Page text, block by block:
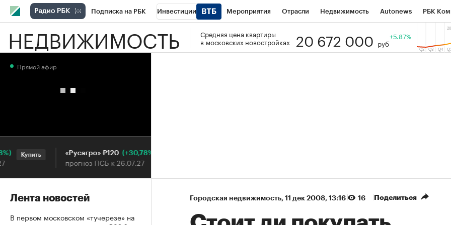
Подписка на РБК Инвестиции Мероприятия Отрасли Недвижимость Autonews РБК
РБК Вино Спорт Школа управления РБК РБК Образование Тренды
НЕДВИЖИМОСТЬ
Средняя цена квартиры
в московских новостройках
20 672 000 руб
+5.87%
Городская недвижимость⁠, 11 дек 2008, 13:16 16 Поделиться
Прямой эфир
Купить «Русагро» ₽120 (+30,78%)
прогноз ПСБ к 26.07.27
Лента новостей
В первом московском «тучерезе» на